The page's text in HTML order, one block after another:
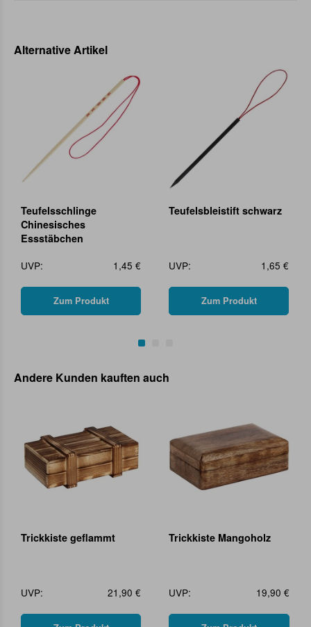
Alternative Artikel
Teufelsschlinge
Chinesisches
Essstäbchen
UVP:
1,45 €
Zum Produkt
Teufelsbleistift schwarz
UVP: 1,65 €
Zum Produkt
Andere Kunden kauften auch
Trickkiste geflammt
UVP: 21,90 €
Trickkiste Mangoholz
UVP: 19,90 €